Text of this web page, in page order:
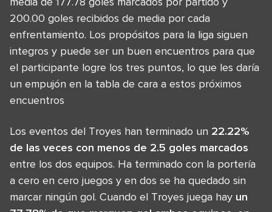
200.00 goles recibidos de media por cada
enfrentamiento. Los propósitos para la liga siguen
integros y puede ser un buen encuentros para que
el participante logre los tres puntos, lo que les daría
un empujón en la tabla de cara a estos próximos
encuentros
Los eventos del Troyes han terminado un 22.22%
de las veces con menos de 2.5 goles marcados
entre los dos equipos. Ha terminado con la portería
a cero en cero juegos y en dos se ha quedado sin
marcar ningún gol. Cuando el Troyes juega hay un